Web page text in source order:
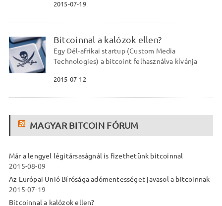
2015-07-19
Bitcoinnal a kalózok ellen?
Egy Dél-afrikai startup (Custom Media
Technologies) a bitcoint felhasználva kívánja
2015-07-12
MAGYAR BITCOIN FÓRUM
Már a lengyel légitársaságnál is fizethetünk bitcoinnal
2015-08-09
Az Európai Unió Bírósága adómentességet javasol a bitcoinnak
2015-07-19
Bitcoinnal a kalózok ellen?